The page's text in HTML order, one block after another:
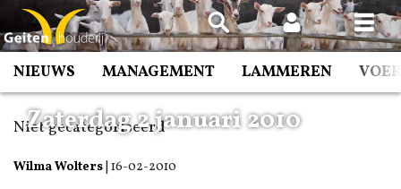
Spring
naar
inhoud
NIEUWS MANAGEMENT LAMMEREN
Niet gecategoriseerd
Zaterdag 2 januari 2010
Wilma Wolters 16-02-2010